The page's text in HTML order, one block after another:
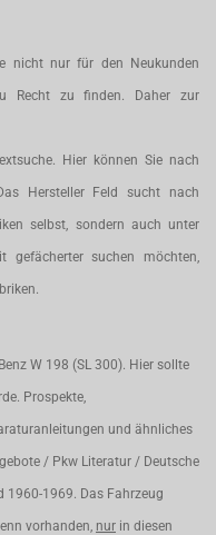
nicht nur für den Neukunden
Recht zu finden. Daher zur
Hier können Sie nach
Hersteller Feld sucht nach
selbst, sondern auch unter
gefächerter suchen möchten,
W 198 (SL 300). Hier sollte
Prospekte,
und ähnliches
/ Pkw Literatur / Deutsche
1960-1969. Das Fahrzeug
vorhanden, nur in diesen